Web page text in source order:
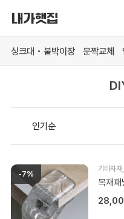
싱크대 • 붙박이장 문짝교체
Skip
-7%
기타자재
목재
싱크대
붙박이장
바스 화장실
영림
예림
# 색상샘플 / 싱크대